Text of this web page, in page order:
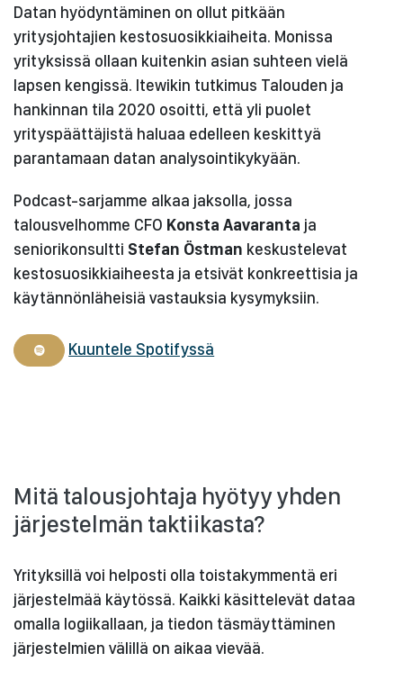
Datan hyödyntäminen on ollut pitkään
yritysjohtajien kestosuosikkiaiheita. Monissa
yrityksissä ollaan kuitenkin asian suhteen vielä
lapsen kengissä. Itewikin tutkimus Talouden ja
hankinnan tila 2020 osoitti, että yli puolet
yrityspäättäjistä haluaa edelleen keskittyä
parantamaan datan analysointikykyään.
Podcast-sarjamme alkaa jaksolla, jossa
talousvelhomme CFO Konsta Aavaranta ja
seniorikonsultti Stefan Östman keskustelevat
kestosuosikkiaiheesta ja etsivät konkreettisia ja
käytännönläheisiä vastauksia kysymyksiin.
Kuuntele Spotifyssä
Mitä talousjohtaja hyötyy yhden
järjestelmän taktiikasta?
Yrityksillä voi helposti olla toistakymmentä eri
järjestelmää käytössä. Kaikki käsittelevät dataa
omalla logiikallaan, ja tiedon täsmäyttäminen
järjestelmien välillä on aikaa vievää.